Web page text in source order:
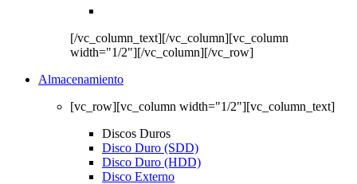
[/vc_column_text][/vc_column][vc_column
width="1/2"][/vc_column][/vc_row]
Almacenamiento
[vc_row][vc_column width="1/2"][vc_column_text]
Discos Duros
Disco Duro (SDD)
Disco Duro (HDD)
Disco Externo